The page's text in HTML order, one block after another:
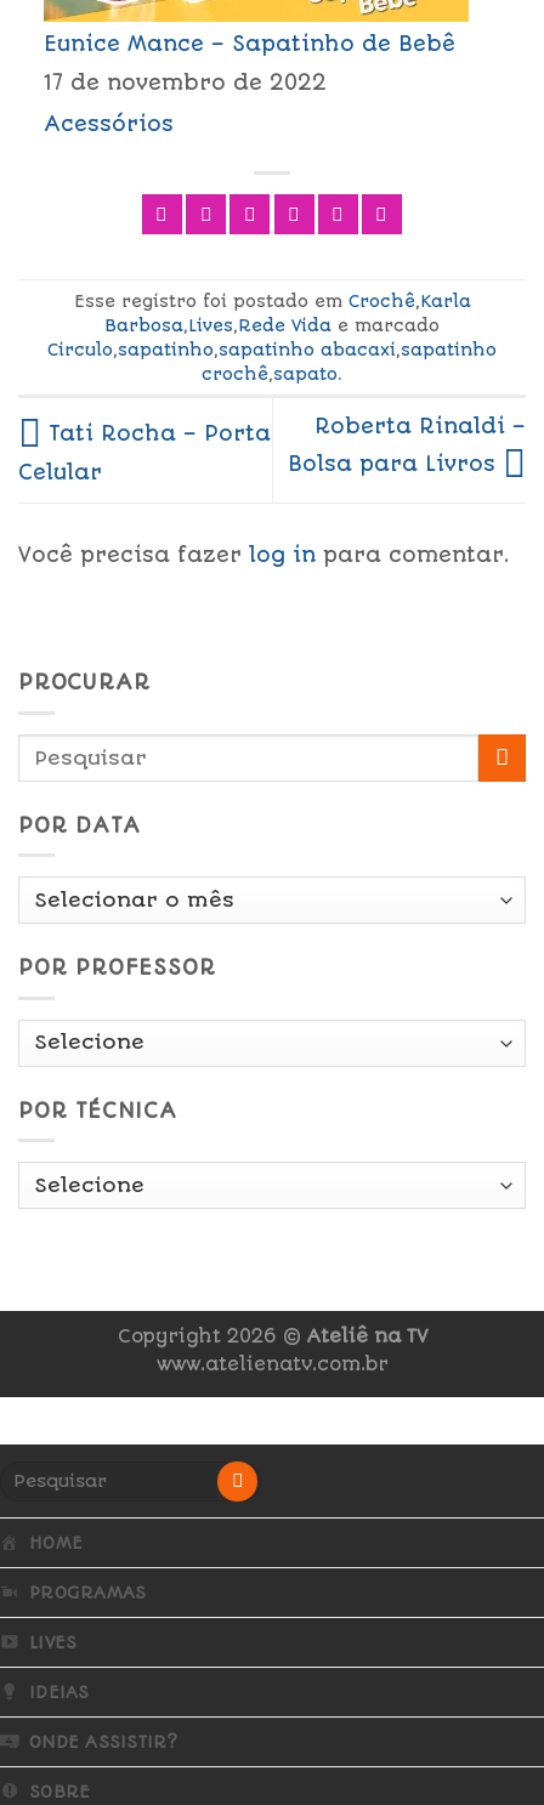
Eunice Mance – Sapatinho de Bebê
17 de novembro de 2022
Acessórios
Esse registro foi postado em Crochê,Karla
Barbosa,Lives,Rede Vida e marcado
Circulo,sapatinho,sapatinho abacaxi,sapatinho
crochê,sapato.
Tati Rocha – Porta
Celular
Roberta Rinaldi –
Bolsa para Livros
Você precisa fazer log in para comentar.
PROCURAR
POR DATA
Por
POR PROFESSOR
POR TÉCNICA
Copyright 2026 © Ateliê na TV
www.atelienatv.com.br
HOME
PROGRAMAS
LIVES
IDEIAS
ONDE ASSISTIR?
SOBRE